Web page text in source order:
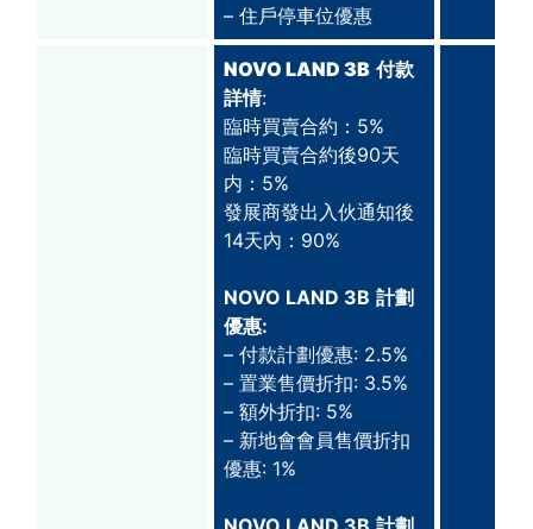
– 住戶停車位優惠
NOVO LAND 3B 付款
詳情:
臨時買賣合約：5%
臨時買賣合約後90天
内：5%
發展商發出入伙通知後
14天內：90%
NOVO LAND 3B 計劃
優惠:
– 付款計劃優惠: 2.5%
– 置業售價折扣: 3.5%
– 額外折扣: 5%
– 新地會會員售價折扣
優惠: 1%